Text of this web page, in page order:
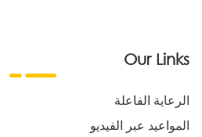
Our Links
الرعاية الفاعلة
المواعيد عبر الفيديو